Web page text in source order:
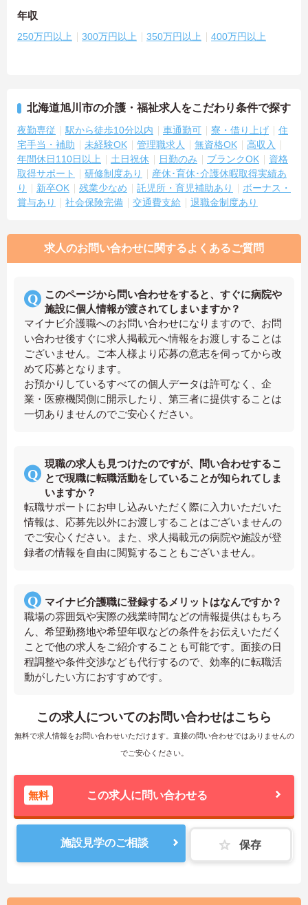
年収
250万円以上 300万円以上 350万円以上 400万円以上
北海道旭川市の介護・福祉求人をこだわり条件で探す
夜勤専従 駅から徒歩10分以内 車通勤可 寮・借り上げ
住
宅手当・補助
未経験OK 管理職求人 無資格OK
高収入
年間休日110日以上
土日祝休 日勤のみ ブランクOK
資格
取得サポート
研修制度あり
産休･育休･介護休暇取得実績あ
り
新卒OK 残業少なめ 託児所・育児補助あり
ボーナス・
賞与あり
社会保険完備 交通費支給 退職金制度あり
求人のお問い合わせに関するよくあるご質問
このページから問い合わせをすると、すぐに病院や
施設に個人情報が渡されてしまいますか？
マイナビ介護職へのお問い合わせになりますので、お問
い合わせ後すぐに求人掲載元へ情報をお渡しすることは
ございません。ご本人様より応募の意志を伺ってから改
めて応募となります。
お預かりしているすべての個人データは許可なく、企
業・医療機関側に開示したり、第三者に提供することは
一切ありませんのでご安心ください。
現職の求人も見つけたのですが、問い合わせするこ
とで現職に転職活動をしていることが知られてしま
いますか？
転職サポートにお申し込みいただく際に入力いただいた
情報は、応募先以外にお渡しすることはございませんの
でご安心ください。また、求人掲載元の病院や施設が登
録者の情報を自由に閲覧することもございません。
マイナビ介護職に登録するメリットはなんですか？
職場の雰囲気や実際の残業時間などの情報提供はもちろ
ん、希望勤務地や希望年収などの条件をお伝えいただく
ことで他の求人をご紹介することも可能です。面接の日
程調整や条件交渉なども代行するので、効率的に転職活
動がしたい方におすすめです。
この求人についてのお問い合わせはこちら
無料で求人情報をお問い合わせいただけます。直接の問い合わせではありませんの
でご安心ください。
無料 この求人に問い合わせる
施設見学のご相談 保存